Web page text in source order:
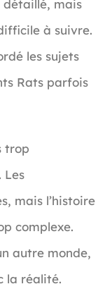
détaillé, mais
à suivre.
les sujets
Rats parfois
trop
Les
mais l’histoire
complexe.
autre monde,
la réalité.